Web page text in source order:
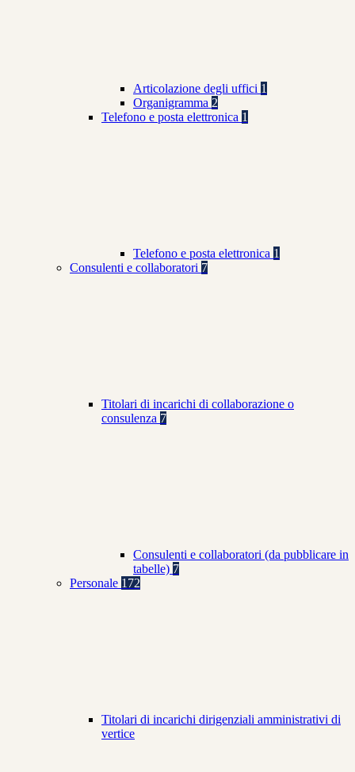
Articolazione degli uffici 1
Organigramma 2
Telefono e posta elettronica 1
Telefono e posta elettronica 1
Consulenti e collaboratori 7
Titolari di incarichi di collaborazione o
consulenza 7
Consulenti e collaboratori (da pubblicare in
tabelle) 7
Personale 172
Titolari di incarichi dirigenziali amministrativi di
vertice